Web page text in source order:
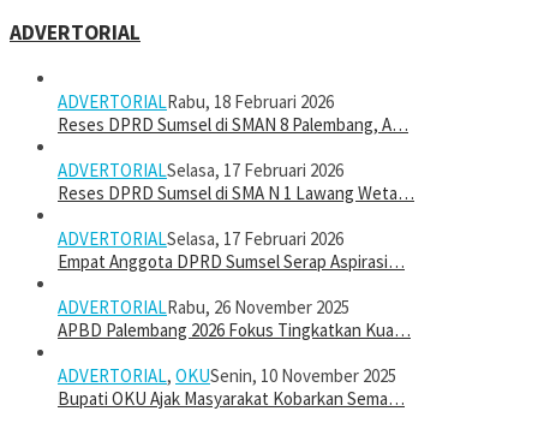
ADVERTORIAL
ADVERTORIALRabu, 18 Februari 2026
Reses DPRD Sumsel di SMAN 8 Palembang, A…
ADVERTORIALSelasa, 17 Februari 2026
Reses DPRD Sumsel di SMA N 1 Lawang Weta…
ADVERTORIALSelasa, 17 Februari 2026
Empat Anggota DPRD Sumsel Serap Aspirasi…
ADVERTORIALRabu, 26 November 2025
APBD Palembang 2026 Fokus Tingkatkan Kua…
ADVERTORIAL, OKUSenin, 10 November 2025
Bupati OKU Ajak Masyarakat Kobarkan Sema…